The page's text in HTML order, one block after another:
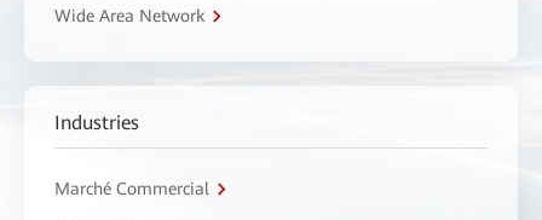
Wide Area Network
Industries
Marché Commercial